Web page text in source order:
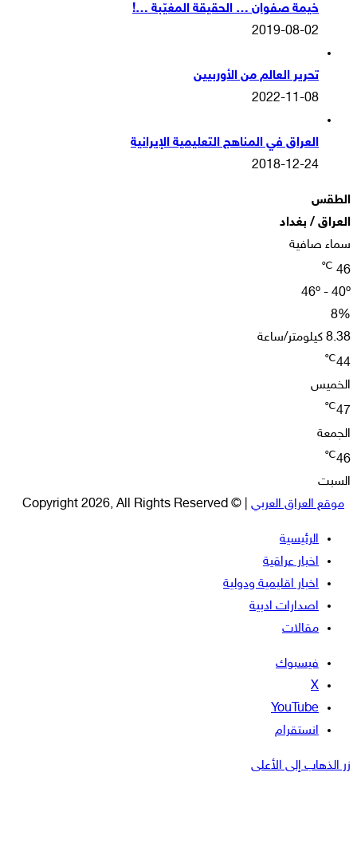
خيمة صفوان … الحقيقة المغيّبة …!
2019-08-02
تحرير العالم من الأوربيين
2022-11-08
العراق في المناهج التعليمية الإيرانية
2018-12-24
الطقس
العراق / بغداد
سماء صافية
46
℃
46º - 40º
8%
8.38 كيلومتر/ساعة
44
℃
الخميس
47
℃
الجمعة
46
℃
السبت
موقع العراق العربي | © Copyright 2026, All Rights Reserved
الرئيسية
اخبار عراقية
اخبار اقليمية ودولية
اصدارات ادبية
مقالات
فيسبوك
‫X
‫YouTube
انستقرام
زر الذهاب إلى الأعلى